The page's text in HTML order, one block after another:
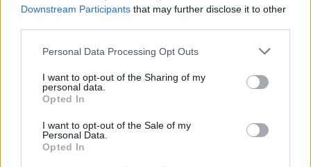
Downstream Participants that may further disclose it to other
Please note that this website/app uses one or more Google
not limited to your visit or usage behaviour. You may click to
grant or deny consent to Google and its third-party tags to
use your data for below specified purposes in below Google
consent section.
Personal Data Processing Opt Outs
I want to opt-out of the Sharing of my
personal data.
Opted In
I want to opt-out of the Sale of my
Personal Data.
Opted In